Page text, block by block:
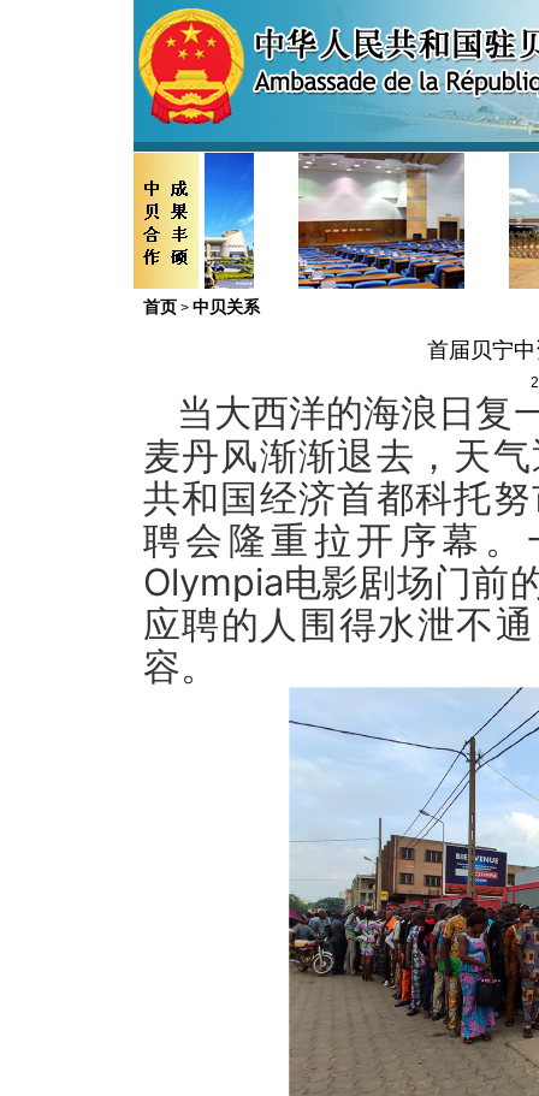
首页 > 中贝关系
首届贝宁
当大西洋的海浪日复
麦丹风渐渐退去，天
共和国经济首都科托
聘会隆重拉开序幕
Olympia电影剧场门前
应聘的人围得水泄不
容。